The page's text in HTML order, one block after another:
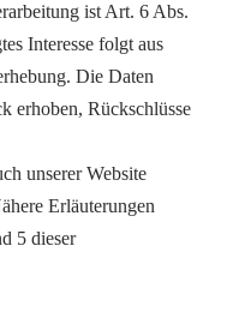
ist Art. 6 Abs.
Interesse folgt aus
Die Daten
erhoben, Rückschlüsse
unserer Website
Erläuterungen
5 dieser